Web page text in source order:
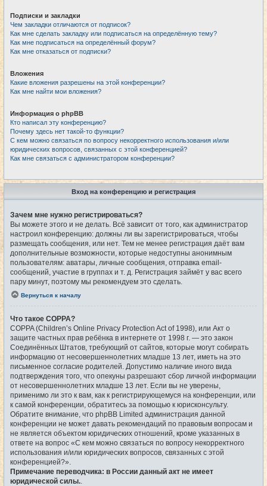
Подписки и закладки
Чем закладки отличаются от подписок?
Как мне сделать закладку или подписаться на определённую тему?
Как мне подписаться на определённый форум?
Как мне отказаться от подписки?
Вложения
Какие вложения разрешены на этой конференции?
Как мне найти мои вложения?
Информация о phpBB
Кто написал эту конференцию?
Почему здесь нет такой-то функции?
С кем можно связаться по вопросу некорректного использования и/или
юридических вопросов, связанных с этой конференцией?
Как мне связаться с администратором конференции?
Вход на конференцию и регистрация
Зачем мне нужно регистрироваться?
Вы можете этого и не делать. Всё зависит от того, как администратор
настроил конференцию: должны ли вы зарегистрироваться, чтобы
размещать сообщения, или нет. Тем не менее регистрация даёт вам
дополнительные возможности, которые недоступны анонимным
пользователям: аватары, личные сообщения, отправка email-
сообщений, участие в группах и т. д. Регистрация займёт у вас всего
пару минут, поэтому мы рекомендуем это сделать.
Вернуться к началу
Что такое COPPA?
COPPA (Children’s Online Privacy Protection Act of 1998), или Акт о
защите частных прав ребёнка в интернете от 1998 г. — это закон
Соединённых Штатов, требующий от сайтов, которые могут собирать
информацию от несовершеннолетних младше 13 лет, иметь на это
письменное согласие родителей. Допустимо наличие иного вида
подтверждения того, что опекуны разрешают сбор личной информации
от несовершеннолетних младше 13 лет. Если вы не уверены,
применимо ли это к вам, как к регистрирующемуся на конференции, или
к самой конференции, обратитесь за помощью к юрисконсульту.
Обратите внимание, что phpBB Limited администрация данной
конференции не может давать рекомендаций по правовым вопросам и
не является объектом юридических отношений, кроме указанных в
ответе на вопрос «С кем можно связаться по вопросу некорректного
использования и/или юридических вопросов, связанных с этой
конференцией?».
Примечание переводчика: в России данный акт не имеет
юридической силы.